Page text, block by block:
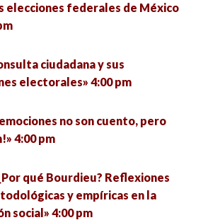
de reflexión y análisis de
pm
COVID-19 en México» 4:00 pm
cuantitativa aplicada
elecciones federales de México
ciudadana y sus
electorales» 4:00 pm
no son cuento, pero
4:00 pm
qué Bourdieu? Reflexiones
y empíricas en la
social» 4:00 pm